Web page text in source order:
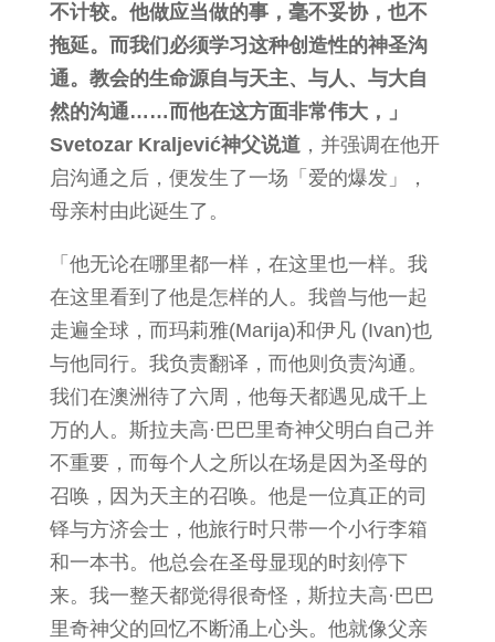
不计较。他做应当做的事，毫不妥协，也不
拖延。而我们必须学习这种创造性的神圣沟
通。教会的生命源自与天主、与人、与大自
然的沟通……而他在这方面非常伟大，」
Svetozar Kraljević神父说道，并强调在他开
启沟通之后，便发生了一场「爱的爆发」，
母亲村由此诞生了。
「他无论在哪里都一样，在这里也一样。我
在这里看到了他是怎样的人。我曾与他一起
走遍全球，而玛莉雅(Marija)和伊凡 (Ivan)也
与他同行。我负责翻译，而他则负责沟通。
我们在澳洲待了六周，他每天都遇见成千上
万的人。斯拉夫高·巴巴里奇神父明白自己并
不重要，而每个人之所以在场是因为圣母的
召唤，因为天主的召唤。他是一位真正的司
铎与方济会士，他旅行时只带一个小行李箱
和一本书。他总会在圣母显现的时刻停下
来。我一整天都觉得很奇怪，斯拉夫高·巴巴
里奇神父的回忆不断涌上心头。他就像父亲